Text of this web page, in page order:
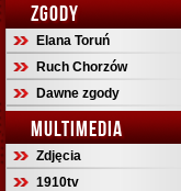
ZGODY
Elana Toruń
Ruch Chorzów
Dawne zgody
MULTIMEDIA
Zdjęcia
1910tv